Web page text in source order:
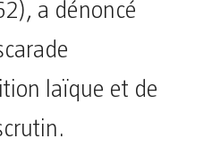
a dénoncé
laïque et de